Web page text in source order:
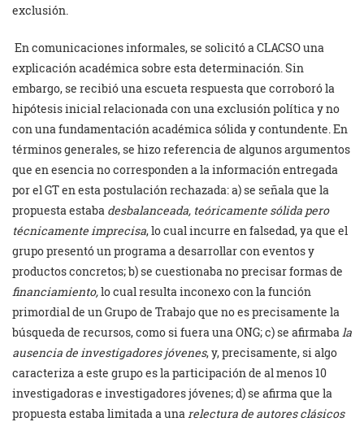
exclusión.
En comunicaciones informales, se solicitó a CLACSO una
explicación académica sobre esta determinación. Sin
embargo, se recibió una escueta respuesta que corroboró la
hipótesis inicial relacionada con una exclusión política y no
con una fundamentación académica sólida y contundente. En
términos generales, se hizo referencia de algunos argumentos
que en esencia no corresponden a la información entregada
por el GT en esta postulación rechazada: a) se señala que la
propuesta estaba desbalanceada, teóricamente sólida pero
técnicamente imprecisa, lo cual incurre en falsedad, ya que el
grupo presentó un programa a desarrollar con eventos y
productos concretos; b) se cuestionaba no precisar formas de
financiamiento,lo cual resulta inconexo con la función
primordial de un Grupo de Trabajo que no es precisamente la
búsqueda de recursos, como si fuera una ONG; c) se afirmabala
ausencia de investigadores jóvenes, y, precisamente, si algo
caracteriza a este grupo es la participación de al menos 10
investigadoras e investigadores jóvenes; d) se afirma que la
propuesta estaba limitada a unarelectura de autores clásicos